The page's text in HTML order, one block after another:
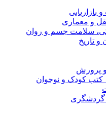
و معماری
سلامت جسم و روان
و تاریخ
پرورش
کودک و نوجوان
گردشگری